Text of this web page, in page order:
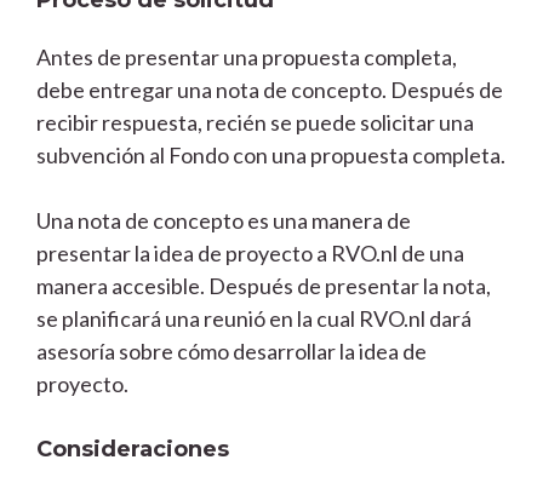
Antes de presentar una propuesta completa,
debe entregar una nota de concepto. Después de
recibir respuesta, recién se puede solicitar una
subvención al Fondo con una propuesta completa.
Una nota de concepto es una manera de
presentar la idea de proyecto a RVO.nl de una
manera accesible. Después de presentar la nota,
se planificará una reunió en la cual RVO.nl dará
asesoría sobre cómo desarrollar la idea de
proyecto.
Consideraciones